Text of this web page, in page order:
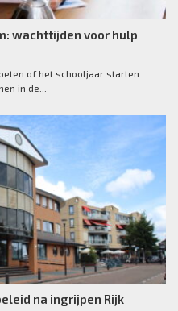
wachttijden voor hulp
of het schooljaar starten
in de...
na ingrijpen Rijk